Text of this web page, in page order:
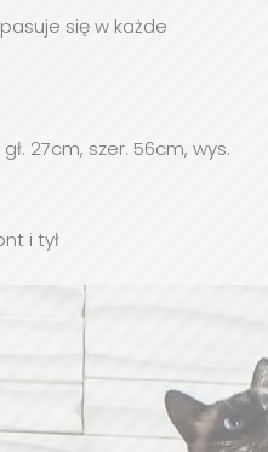
się w każde
27cm, szer. 56cm, wys.
i tył